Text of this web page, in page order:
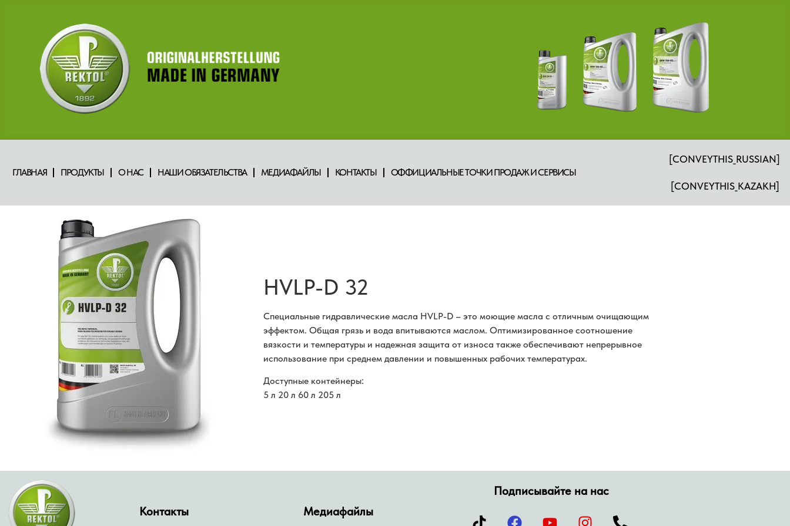
ГЛАВНАЯ ПРОДУКТЫ О НАС НАШИ ОБЯЗАТЕЛЬСТВА МЕДИАФАЙЛЫ КОНТАКТЫ ОФФИЦИАЛЬНЫЕ ТОЧКИ ПРОДАЖ И СЕРВИСЫ
[CONVEYTHIS_RUSSIAN]
[CONVEYTHIS_KAZAKH]
HVLP-D 32
Специальные гидравлические масла HVLP-D – это моющие масла с отличным очищающим
эффектом. Общая грязь и вода впитываются маслом. Оптимизированное соотношение
вязкости и температуры и надежная защита от износа также обеспечивают непрерывное
использование при среднем давлении и повышенных рабочих температурах.
Доступные контейнеры:
5 л 20 л 60 л 205 л
Контакты Медиафайлы
Подписывайте на нас